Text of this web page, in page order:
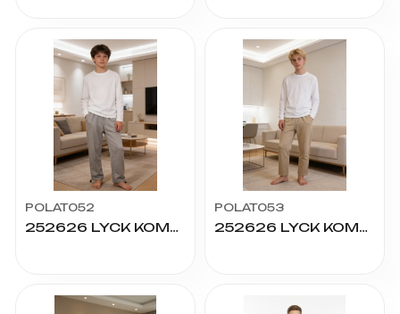
POLAT052
252626 LYCK KOMPAK PAÇA STOPERLİ ALT 13/16
POLAT053
252626 LYCK KOMPAK PAÇA STOPERLİ ALT 9/12